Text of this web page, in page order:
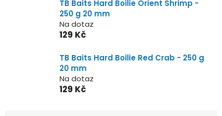
TB Baits Hard Boilie Orient Shrimp -
250 g 20 mm
Na dotaz
129 Kč
TB Baits Hard Boilie Red Crab - 250 g
20 mm
Na dotaz
129 Kč